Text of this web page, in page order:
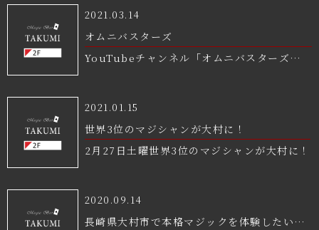
10月某日 Magic Bar TAKUMI 代表 葉山
拓海
わからん日々が続きそうですが寒暖差に気を
つけてお過ごし下さいませあなかしこまる。
10月某日 Magic Bar TAKUMI 代表 葉山
だけどなー。 よかったらシェアしてちょ
_(:3」z)_
に任せてみてつかぁさい。
2021.03.14
オムニバスターズ
YouTubeチャンネル「オムニバスターズ」
いします！
2021.01.15
世界3位のマジシャンが大村に！
2月27日土曜世界3位のマジシャンが大村に！
2020.09.14
長崎県大村市で本格マジックを体験したいな